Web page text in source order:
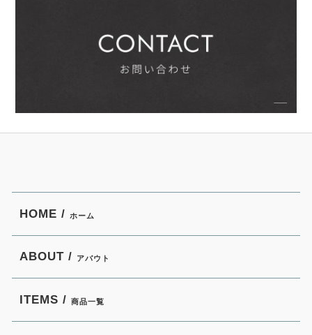
HOME / ホーム
ABOUT / アバウト
ITEMS / 商品一覧